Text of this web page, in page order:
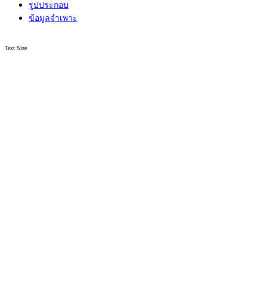
รูปประกอบ
ข้อมูลจำเพาะ
Text Size